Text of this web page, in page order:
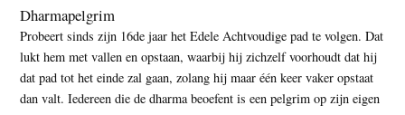
Dharmapelgrim
Probeert sinds zijn 16de jaar het Edele Achtvoudige pad te volgen. Dat
lukt hem met vallen en opstaan, waarbij hij zichzelf voorhoudt dat hij
dat pad tot het einde zal gaan, zolang hij maar één keer vaker opstaat
dan valt. Iedereen die de dharma beoefent is een pelgrim op zijn eigen